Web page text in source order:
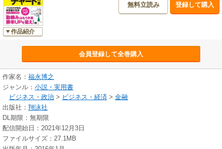
作品紹介
無料立読み 登録して購入
会員登録して全巻購入
作家名： 福永博之
ジャンル： 小説・実用書
ビジネス・政治 > ビジネス・経済 > 金融
出版社： 翔泳社
DL期限：無期限
配信開始日：2021年12月3日
ファイルサイズ：27.1MB